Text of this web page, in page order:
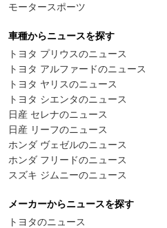
モータースポーツ
車種からニュースを探す
トヨタ プリウスのニュース
トヨタ アルファードのニュース
トヨタ ヤリスのニュース
トヨタ シエンタのニュース
日産 セレナのニュース
日産 リーフのニュース
ホンダ ヴェゼルのニュース
ホンダ フリードのニュース
スズキ ジムニーのニュース
メーカーからニュースを探す
トヨタのニュース